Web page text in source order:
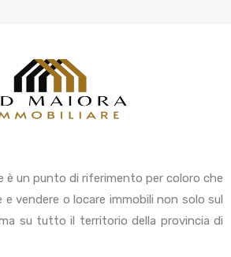
è un punto di riferimento per coloro che
vendere o locare immobili non solo sul
su tutto il territorio della provincia di